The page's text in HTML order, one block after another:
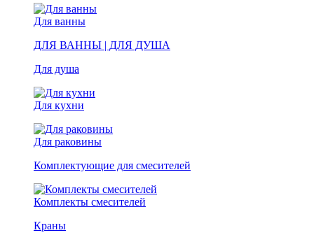
Для ванны
ДЛЯ ВАННЫ | ДЛЯ ДУША
Для душа
Для кухни
Для раковины
Комплектующие для смесителей
Комплекты смесителей
Краны